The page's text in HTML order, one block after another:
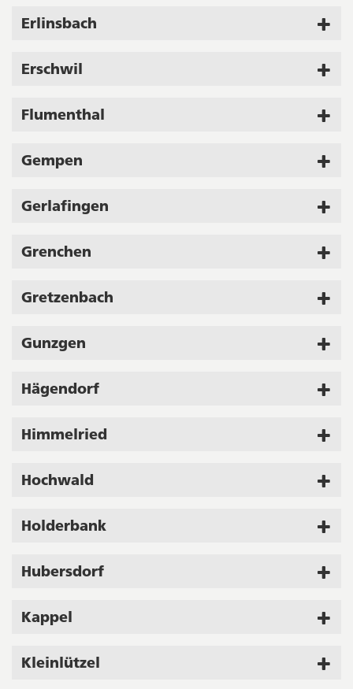
Erlinsbach
Erschwil
Flumenthal
Gempen
Gerlafingen
Grenchen
Gretzenbach
Gunzgen
Hägendorf
Himmelried
Hochwald
Holderbank
Hubersdorf
Kappel
Kleinlützel